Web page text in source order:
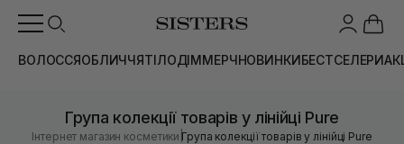
ВОЛОССЯОБЛИЧЧЯТІЛОДІММЕРЧНОВИНКИБЕСТСЕЛЕРИ
Група колекції товарів у лінійці Pure
Інтернет магазин косметики |Група колекції товарів у лінійці Pure